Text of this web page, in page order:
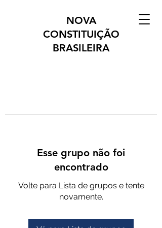
NOVA
CONSTITUIÇÃO
BRASILEIRA
Esse grupo não foi
encontrado
Volte para Lista de grupos e tente
novamente.